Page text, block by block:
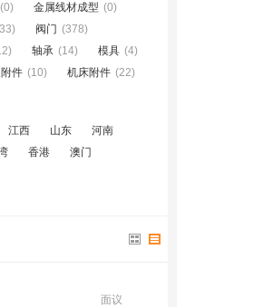
(0) 金属线材成型 (0)
阀门 (378)
轴承 (14) 模具 (4)
件 (10) 机床附件 (22)
江西 山东
河南
香港 澳门
面议